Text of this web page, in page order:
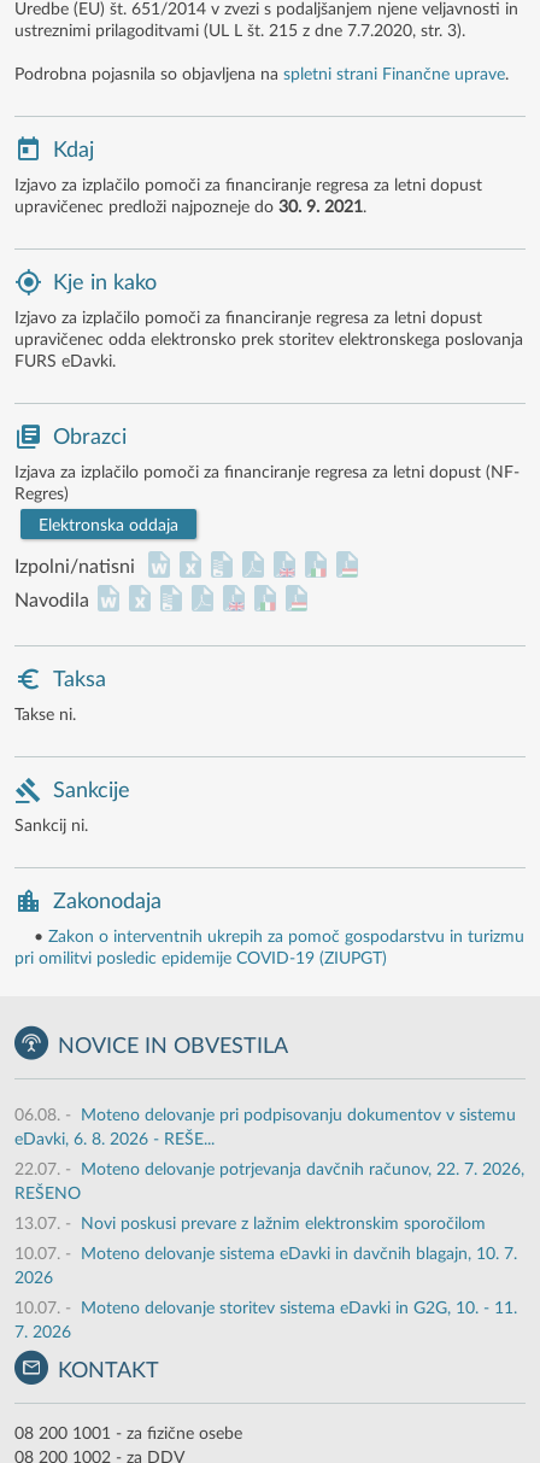
Uredbe (EU) št. 651/2014 v zvezi s podaljšanjem njene veljavnosti in
ustreznimi prilagoditvami (UL L št. 215 z dne 7.7.2020, str. 3).
Podrobna pojasnila so objavljena na spletni strani Finančne uprave.
Kdaj
Izjavo za izplačilo pomoči za financiranje regresa za letni dopust
upravičenec predloži najpozneje do 30. 9. 2021.
Kje in kako
Izjavo za izplačilo pomoči za financiranje regresa za letni dopust
upravičenec odda elektronsko prek storitev elektronskega poslovanja
FURS eDavki.
Obrazci
Izjava za izplačilo pomoči za financiranje regresa za letni dopust (NF-
Regres)
Elektronska oddaja
Izpolni/natisni
Navodila
Taksa
Takse ni.
Sankcije
Sankcij ni.
Zakonodaja
• Zakon o interventnih ukrepih za pomoč gospodarstvu in turizmu
pri omilitvi posledic epidemije COVID-19 (ZIUPGT)
NOVICE IN OBVESTILA
06.08. -
Moteno delovanje pri podpisovanju dokumentov v sistemu
eDavki, 6. 8. 2026 - REŠE...
22.07. -
Moteno delovanje potrjevanja davčnih računov, 22. 7. 2026,
REŠENO
13.07. -
Novi poskusi prevare z lažnim elektronskim sporočilom
10.07. -
Moteno delovanje sistema eDavki in davčnih blagajn, 10. 7.
2026
10.07. -
Moteno delovanje storitev sistema eDavki in G2G, 10. - 11.
7. 2026
KONTAKT
08 200 1001 - za fizične osebe
08 200 1002 - za DDV